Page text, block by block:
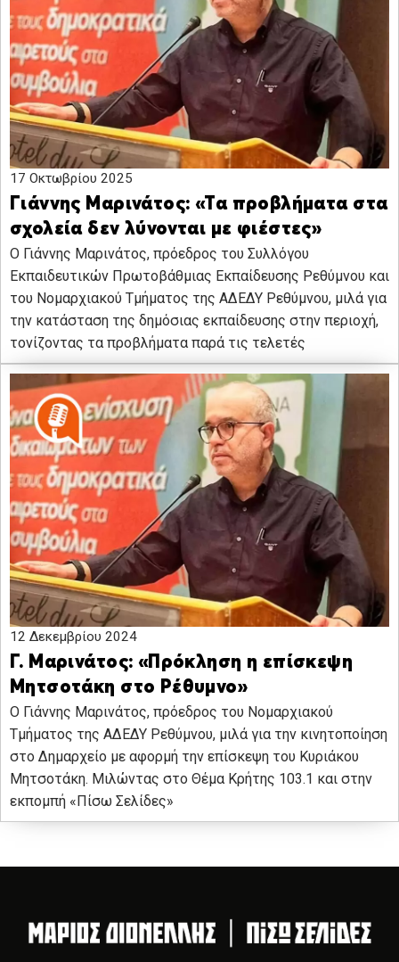
17 Οκτωβρίου 2025
Γιάννης Μαρινάτος: «Τα προβλήματα στα
σχολεία δεν λύνονται με φιέστες»
Ο Γιάννης Μαρινάτος, πρόεδρος του Συλλόγου
Εκπαιδευτικών Πρωτοβάθμιας Εκπαίδευσης Ρεθύμνου και
του Νομαρχιακού Τμήματος της ΑΔΕΔΥ Ρεθύμνου, μιλά για
την κατάσταση της δημόσιας εκπαίδευσης στην περιοχή,
τονίζοντας τα προβλήματα παρά τις τελετές
12 Δεκεμβρίου 2024
Γ. Μαρινάτος: «Πρόκληση η επίσκεψη
Μητσοτάκη στο Ρέθυμνο»
Ο Γιάννης Μαρινάτος, πρόεδρος του Νομαρχιακού
Τμήματος της ΑΔΕΔΥ Ρεθύμνου, μιλά για την κινητοποίηση
στο Δημαρχείο με αφορμή την επίσκεψη του Κυριάκου
Μητσοτάκη. Μιλώντας στο Θέμα Κρήτης 103.1 και στην
εκπομπή «Πίσω Σελίδες»